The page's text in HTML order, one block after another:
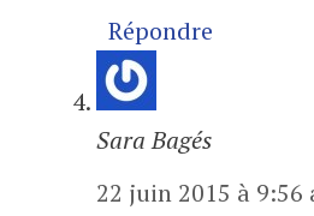
Répondre
Sara Bagés
22 juin 2015 à 9:56